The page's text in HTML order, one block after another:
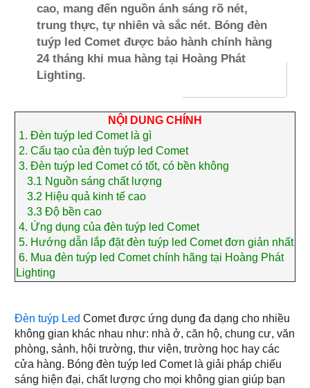
cao, mang đến nguồn ánh sáng rõ nét,
trung thực, tự nhiên và sắc nét. Bóng đèn
tuýp led Comet được bảo hành chính hàng
24 tháng khi mua hàng tại Hoàng Phát
Lighting.
NỘI DUNG CHÍNH
1. Đèn tuýp led Comet là gì
2. Cấu tạo của đèn tuýp led Comet
3. Đèn tuýp led Comet có tốt, có bền không
3.1 Nguồn sáng chất lượng
3.2 Hiệu quả kinh tế cao
3.3 Độ bền cao
4. Ứng dụng của đèn tuýp led Comet
5. Hướng dẫn lắp đặt đèn tuýp led Comet đơn giản nhất
6. Mua đèn tuýp led Comet chính hãng tại Hoàng Phát
Lighting
Đèn tuýp Led Comet được ứng dụng đa dạng cho nhiều
không gian khác nhau như: nhà ở, căn hộ, chung cư, văn
phòng, sảnh, hội trường, thư viện, trường học hay các
cửa hàng. Bóng đèn tuýp led Comet là giải pháp chiếu
sáng hiện đại, chất lượng cho mọi không gian giúp bạn